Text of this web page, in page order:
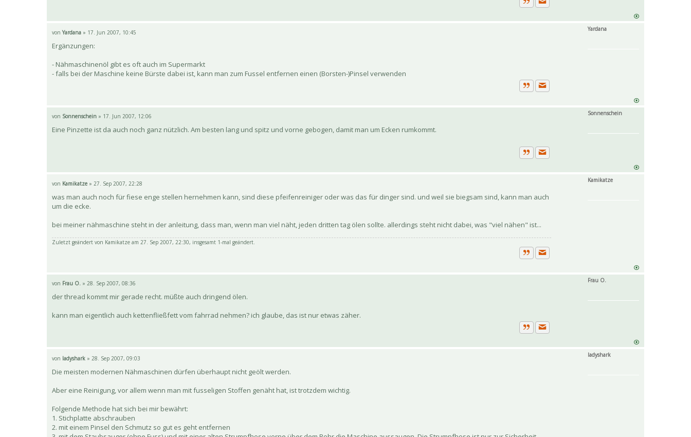
ZitatPrivate Nachricht senden
Yardana
von Yardana » 17. Jun 2007, 10:45
Ergänzungen:
- Nähmaschinenöl gibt es oft auch im Supermarkt
- falls bei der Maschine keine Bürste dabei ist, kann man zum Fussel entfernen einen (Borsten-)Pinsel verwenden
ZitatPrivate Nachricht senden
Sonnenschein
von Sonnenschein » 17. Jun 2007, 12:06
Eine Pinzette ist da auch noch ganz nützlich. Am besten lang und spitz und vorne gebogen, damit man um Ecken rumkommt.
ZitatPrivate Nachricht senden
Kamikatze
von Kamikatze » 27. Sep 2007, 22:28
was man auch noch für fiese enge stellen hernehmen kann, sind diese pfeifenreiniger oder was das für dinger sind. und weil sie biegsam sind, kann man auch
um die ecke.
bei meiner nähmaschine steht in der anleitung, dass man, wenn man viel näht, jeden dritten tag ölen sollte. allerdings steht nicht dabei, was "viel nähen" ist...
Zuletzt geändert von Kamikatze am 27. Sep 2007, 22:30, insgesamt 1-mal geändert.
ZitatPrivate Nachricht senden
Frau O.
von Frau O. » 28. Sep 2007, 08:36
der thread kommt mir gerade recht. müßte auch dringend ölen.
kann man eigentlich auch kettenfließfett vom fahrrad nehmen? ich glaube, das ist nur etwas zäher.
ZitatPrivate Nachricht senden
ladyshark
von ladyshark » 28. Sep 2007, 09:03
Die meisten modernen Nähmaschinen dürfen überhaupt nicht geölt werden.
Aber eine Reinigung, vor allem wenn man mit fusseligen Stoffen genäht hat, ist trotzdem wichtig.
Folgende Methode hat sich bei mir bewährt:
1. Stichplatte abschrauben
2. mit einem Pinsel den Schmutz so gut es geht entfernen